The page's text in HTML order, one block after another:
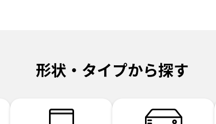
形状・タイプから探す